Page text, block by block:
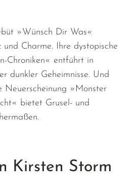
»Wünsch Dir Was«
Charme. Ihre dystopische
Chroniken« entführt in
dunkler Geheimnisse. Und
Neuerscheinung »Monster
bietet Grusel- und
Kirsten Storm